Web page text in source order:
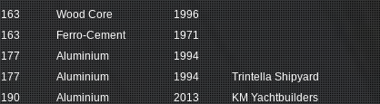
163 Wood Core
1996
163 Ferro-Cement
1971
177 Aluminium
1994
177 Aluminium 1994
Trintella Shipyard
190 Aluminium 2013
KM Yachtbuilders